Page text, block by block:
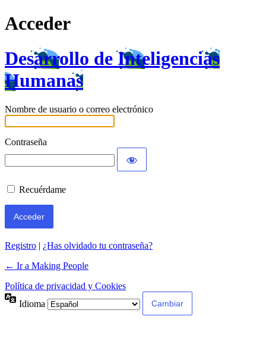
Acceder
Desarrollo de Inteligencias
Humanas
Nombre de usuario o correo electrónico
Contraseña
Recuérdame
Registro | ¿Has olvidado tu contraseña?
← Ir a Making People
Política de privacidad y Cookies
Idioma